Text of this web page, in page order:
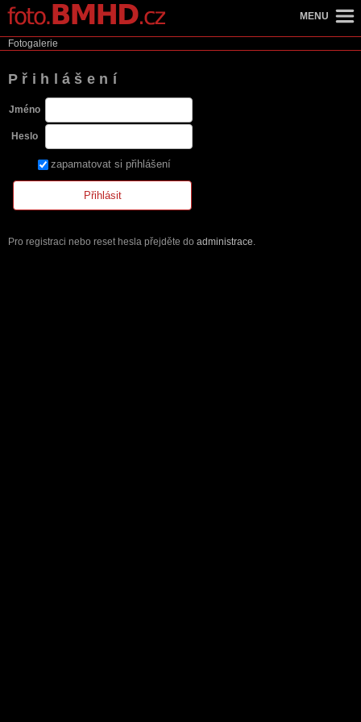
Fotogalerie
Přihlášení
Jméno
Heslo
zapamatovat si přihlášení
Pro registraci nebo reset hesla přejděte do administrace.
MENU